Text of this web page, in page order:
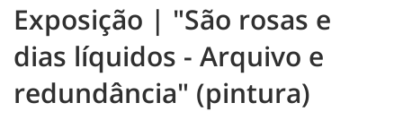
Exposição | "São rosas e
dias líquidos - Arquivo e
redundância" (pintura)